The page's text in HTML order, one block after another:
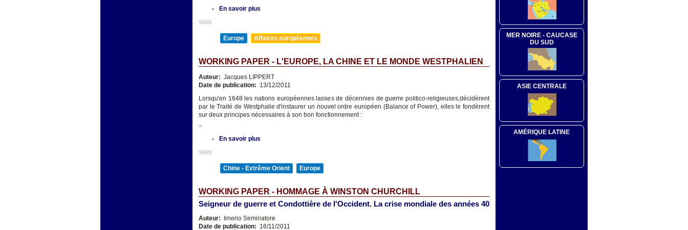
En savoir plus
TAGS:
Europe Affaires européennes
WORKING PAPER - L'EUROPE, LA CHINE ET LE MONDE WESTPHALIEN
Auteur: Jacques LIPPERT
Date de publication: 13/12/2011
Lorsqu'en 1648 les nations européennes lasses de décennies de guerre politico-religieuses,décidèrent
par le Traité de Westphalie d'instaurer un nouvel ordre européen (Balance of Power), elles le fondèrent
sur deux principes nécessaires à son bon fonctionnement :
»
En savoir plus
TAGS:
Chine - Extrême Orient Europe
WORKING PAPER - HOMMAGE À WINSTON CHURCHILL
Seigneur de guerre et Condottière de l'Occident. La crise mondiale des années 40
Auteur:
Irnerio Seminatore
Date de publication: 16/11/2011
MER NOIRE - CAUCASE
DU SUD
ASIE CENTRALE
AMÉRIQUE LATINE